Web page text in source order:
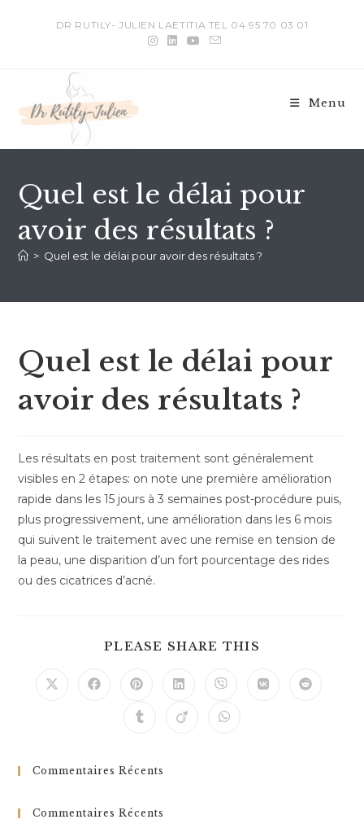
DR RUTILY- JULIEN LAETITIA TEL 04 95 70 03 01
Menu
Quel est le délai pour
avoir des résultats ?
> Quel est le délai pour avoir des résultats ?
Quel est le délai pour
avoir des résultats ?
Les résultats en post traitement sont généralement
visibles en 2 étapes: on note une première amélioration
rapide dans les 15 jours à 3 semaines post-procédure puis,
plus progressivement, une amélioration dans les 6 mois
qui suivent le traitement avec une remise en tension de
la peau, une disparition d’un fort pourcentage des rides
ou des cicatrices d’acné.
PLEASE SHARE THIS
Commentaires Récents
Commentaires Récents